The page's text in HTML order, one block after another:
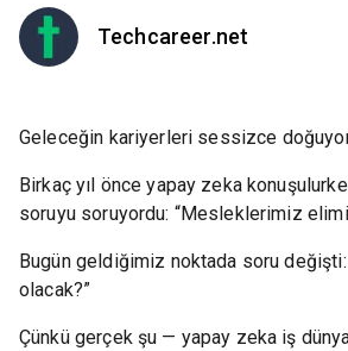
Techcareer.net
Geleceğin kariyerleri sessizce
Birkaç yıl önce yapay zeka
soruyu soruyordu: “Mesleklerimiz
Bugün geldiğimiz noktada soru
olacak?”
Çünkü gerçek şu — yapay zeka iş